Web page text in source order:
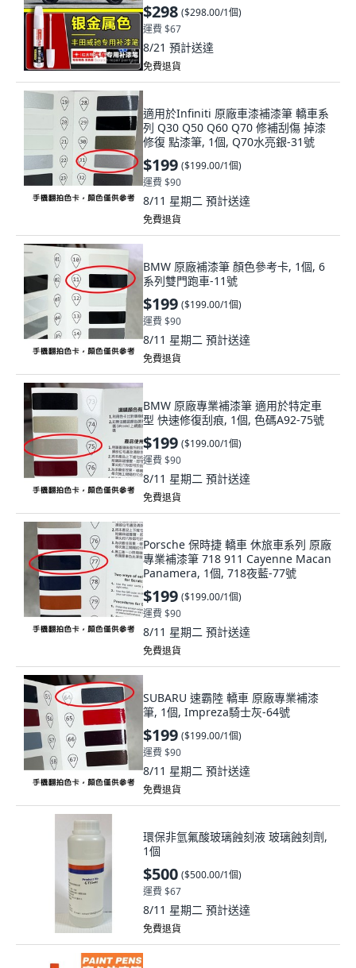
$298 ($298.00/1個)
運費 $67
8/21 預計送達
免費退貨
適用於Infiniti 原廠車漆補漆筆 轎車系
列 Q30 Q50 Q60 Q70 修補刮傷 掉漆
修復 點漆筆, 1個, Q70水亮銀-31號
$199 ($199.00/1個)
運費 $90
8/11 星期二 預計送達
免費退貨
BMW 原廠補漆筆 顏色參考卡, 1個, 6
系列雙門跑車-11號
$199 ($199.00/1個)
運費 $90
8/11 星期二 預計送達
免費退貨
BMW 原廠專業補漆筆 適用於特定車
型 快速修復刮痕, 1個, 色碼A92-75號
$199 ($199.00/1個)
運費 $90
8/11 星期二 預計送達
免費退貨
Porsche 保時捷 轎車 休旅車系列 原廠
專業補漆筆 718 911 Cayenne Macan
Panamera, 1個, 718夜藍-77號
$199 ($199.00/1個)
運費 $90
8/11 星期二 預計送達
免費退貨
SUBARU 速霸陸 轎車 原廠專業補漆
筆, 1個, Impreza騎士灰-64號
$199 ($199.00/1個)
運費 $90
8/11 星期二 預計送達
免費退貨
環保非氫氟酸玻璃蝕刻液 玻璃蝕刻劑,
1個
$500 ($500.00/1個)
運費 $67
8/11 星期二 預計送達
免費退貨